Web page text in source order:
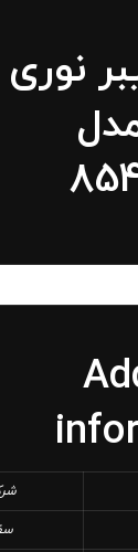
نوری